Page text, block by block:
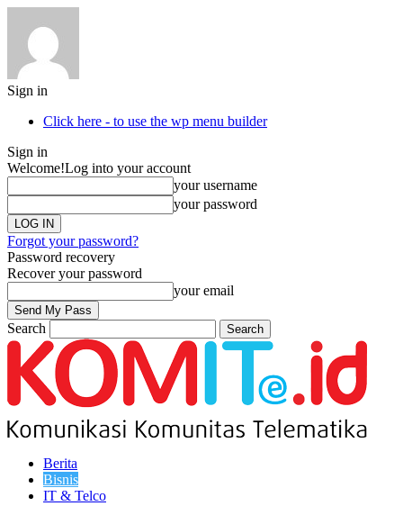
Sign in
Click here - to use the wp menu builder
Sign in
Welcome!Log into your account
your username
your password
Forgot your password?
Password recovery
Recover your password
your email
Search
Berita
Bisnis
IT & Telco